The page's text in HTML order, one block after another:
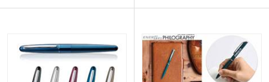
正しいペンの持ち方ができるようグリッ
丈夫。大き目のクリップで、厚めの生地
のポケットなどにも挟みやすいです。日
常の中にちょっとした特別感を与えてく
れるので、卒業記念品として学生さんに
ペンを初めて使う学生さんへの卒業記念
ランドロゴが刻印されたリングが高級感
を演出。信頼の老舗ブランドのアイテム
にオリジナルの名入れを施せば、ワンラ
ンク上の記念品になりますね。